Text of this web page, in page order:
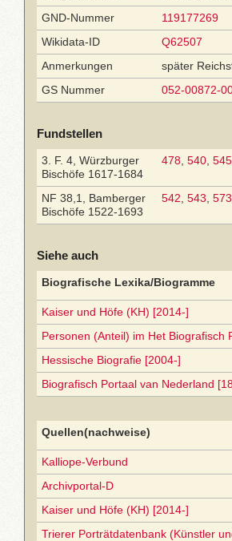
GND-Nummer
119177269
Wikidata-ID
Q62507
Anmerkungen
später
GS Nummer
052-00872-
Fundstellen
3. F. 4, Würzburger
Bischöfe 1617-1684
478 540 545
NF 38,1, Bamberger
Bischöfe 1522-1693
542 543 573
Siehe auch
Biografische Lexika/Biogramme
Kaiser und Höfe (KH) [2014-]
Personen (Anteil) im Het Biografisch
Hessische Biografie [2004-]
Biografisch Portaal van Nederland
Quellen(nachweise)
Kalliope-Verbund
Archivportal-D
Kaiser und Höfe (KH) [2014-]
Trierer Porträtdatenbank (Künstler